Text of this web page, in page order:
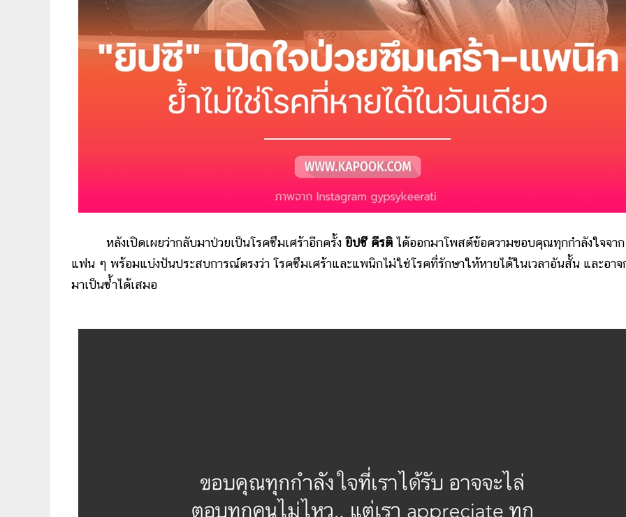
หลังเปิดเผยว่ากลับมาป่วยเป็นโรคซึมเศร้าอีกครั้ง ยิปซี คีรติ ได้ออกมาโพสต์ข้อความขอบคุณทุกกำลังใจจาก
แฟน ๆ พร้อมแบ่งปันประสบการณ์ตรงว่า โรคซึมเศร้าและแพนิกไม่ใช่โรคที่รักษาให้หายได้ในเวลาอันสั้น และอา
มาเป็นซ้ำได้เสมอ